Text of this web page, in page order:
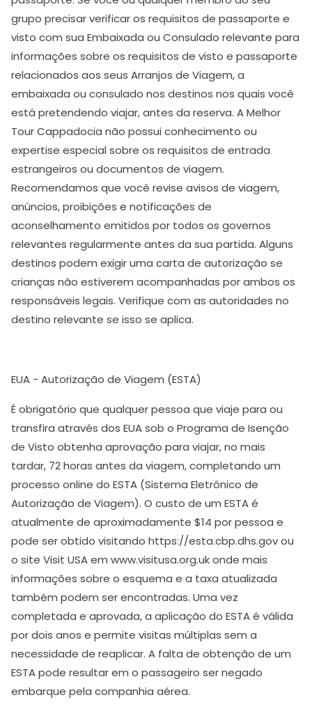
grupo precisar verificar os requisitos de passaporte e
visto com sua Embaixada ou Consulado relevante para
informações sobre os requisitos de visto e passaporte
relacionados aos seus Arranjos de Viagem, a
embaixada ou consulado nos destinos nos quais você
está pretendendo viajar, antes da reserva. A Melhor
Tour Cappadocia não possui conhecimento ou
expertise especial sobre os requisitos de entrada
estrangeiros ou documentos de viagem.
Recomendamos que você revise avisos de viagem,
anúncios, proibições e notificações de
aconselhamento emitidos por todos os governos
relevantes regularmente antes da sua partida. Alguns
destinos podem exigir uma carta de autorização se
crianças não estiverem acompanhadas por ambos os
responsáveis legais. Verifique com as autoridades no
destino relevante se isso se aplica.
EUA - Autorização de Viagem (ESTA)
É obrigatório que qualquer pessoa que viaje para ou
transfira através dos EUA sob o Programa de Isenção
de Visto obtenha aprovação para viajar, no mais
tardar, 72 horas antes da viagem, completando um
processo online do ESTA (Sistema Eletrônico de
Autorização de Viagem). O custo de um ESTA é
atualmente de aproximadamente $14 por pessoa e
pode ser obtido visitando https://esta.cbp.dhs.gov ou
o site Visit USA em www.visitusa.org.uk onde mais
informações sobre o esquema e a taxa atualizada
também podem ser encontradas. Uma vez
completada e aprovada, a aplicação do ESTA é válida
por dois anos e permite visitas múltiplas sem a
necessidade de reaplicar. A falta de obtenção de um
ESTA pode resultar em o passageiro ser negado
embarque pela companhia aérea.